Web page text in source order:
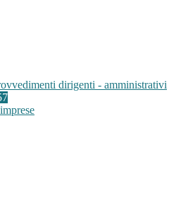
dirigenti - amministrativi